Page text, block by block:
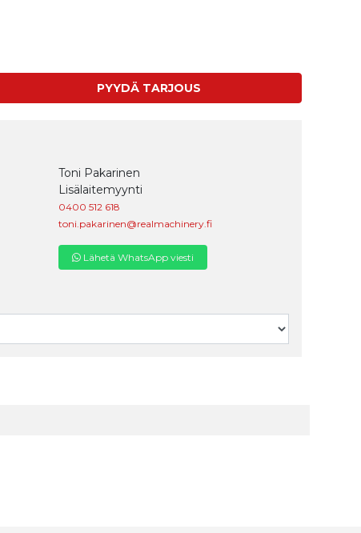
PYYDÄ TARJOUS
Toni Pakarinen
Lisälaitemyynti
0400 512 618
toni.pakarinen@realmachinery.fi
Lähetä WhatsApp viesti